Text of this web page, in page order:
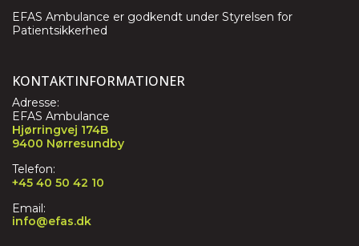
EFAS Ambulance er godkendt under Styrelsen for
Patientsikkerhed
KONTAKTINFORMATIONER
Adresse:
EFAS Ambulance
Hjørringvej 174B
9400 Nørresundby
Telefon:
+45 40 50 42 10
Email:
info@efas.dk